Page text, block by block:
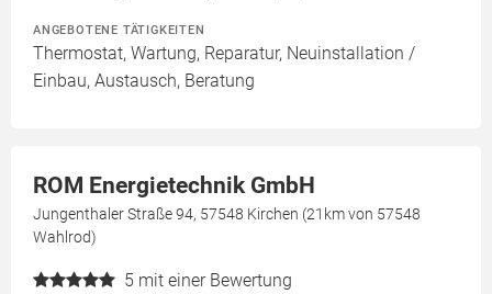
ANGEBOTENE TÄTIGKEITEN
Thermostat, Wartung, Reparatur, Neuinstallation /
Einbau, Austausch, Beratung
ROM Energietechnik GmbH
Jungenthaler Straße 94, 57548 Kirchen (21km von 57548
Wahlrod)
5 mit einer Bewertung